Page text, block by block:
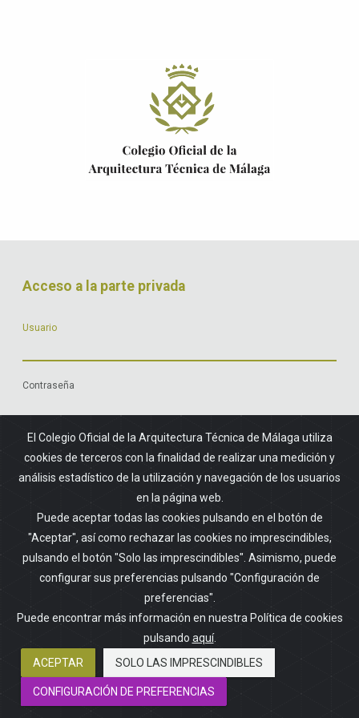
Acceso a la parte privada
Usuario
Contraseña
Acceso mediante certificado digital
CERTIFICADO DIGITAL FNMT
Secretaría
SOLICITAR ALTA
El Colegio Oficial de la Arquitectura Técnica de Málaga utiliza
cookies de terceros con la finalidad de realizar una medición y
análisis estadístico de la utilización y navegación de los usuarios
en la página web.
Puede aceptar todas las cookies pulsando en el botón de
"Aceptar", así como rechazar las cookies no imprescindibles,
pulsando el botón "Solo las imprescindibles". Asimismo, puede
configurar sus preferencias pulsando "Configuración de
preferencias".
Puede encontrar más información en nuestra Política de cookies
pulsando aquí.
ACEPTAR
SOLO LAS IMPRESCINDIBLES
CONFIGURACIÓN DE PREFERENCIAS